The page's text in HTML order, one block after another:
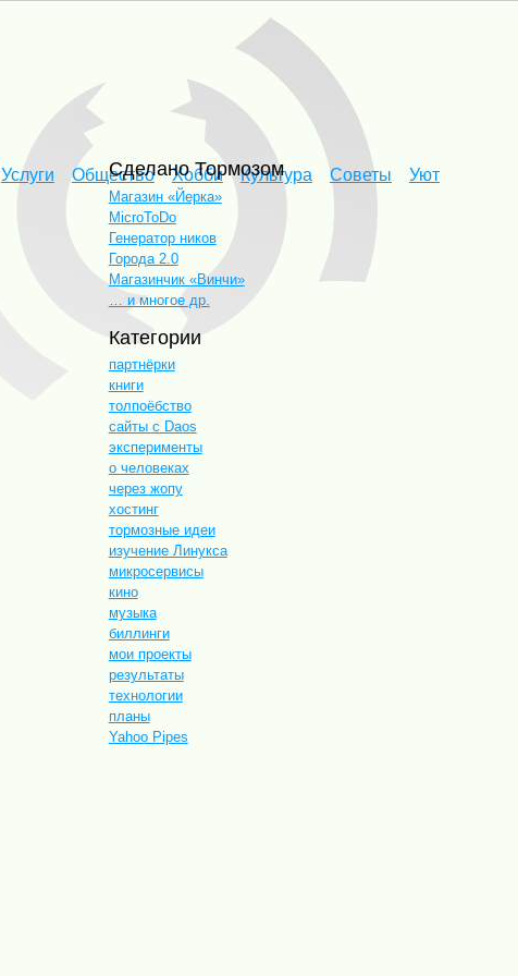
Сделано Тормозом
Магазин «Йерка»
MicroToDo
Генератор ников
Города 2.0
Магазинчик «Винчи»
… и многое др.
Категории
партнёрки
книги
толпоёбство
сайты с Daos
эксперименты
о человеках
через жопу
хостинг
тормозные идеи
изучение Линукса
микросервисы
кино
музыка
биллинги
мои проекты
результаты
технологии
планы
Yahoo Pipes
Услуги Общество Хобби Культура Советы Уют